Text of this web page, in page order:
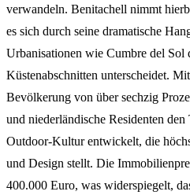
verwandeln. Benitachell nimmt
es sich durch seine dramatische
Urbanisationen wie Cumbre del Sol
Küstenabschnitten unterscheidet.
Bevölkerung von über sechzig
und niederländische Residenten
Outdoor-Kultur entwickelt, die
und Design stellt. Die
400.000 Euro, was widerspiegelt,